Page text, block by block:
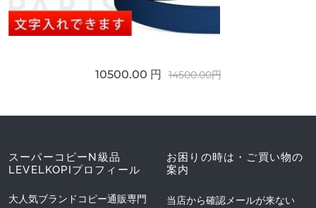
10500.00 円 14500.00円
スーパーコピーN級品
LEVELKOPIプロフィール
大人気ブランドコピー通販専門
お困りの時は・ご買い物の
案内
当店から確認メールが来ない